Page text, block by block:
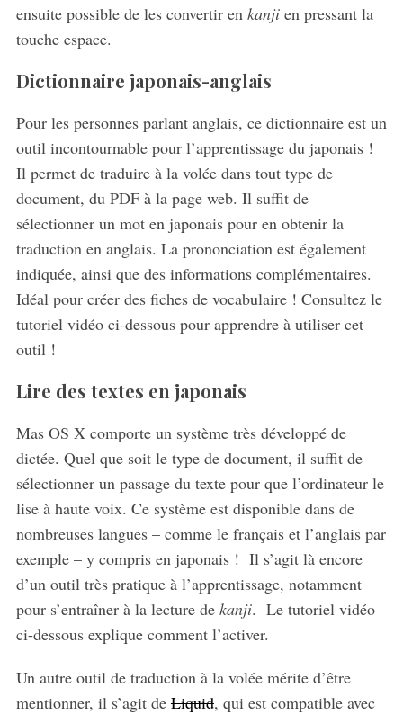
ensuite possible de les convertir en kanjien pressant la
touche espace.
Dictionnaire japonais-anglais
Pour les personnes parlant anglais, ce dictionnaire est un
outil incontournable pour l’apprentissage du japonais !
Il permet de traduire à la volée dans tout type de
document, du PDF à la page web. Il suffit de
sélectionner un mot en japonais pour en obtenir la
traduction en anglais. La prononciation est également
indiquée, ainsi que des informations complémentaires.
Idéal pour créer des fiches de vocabulaire ! Consultez le
tutoriel vidéo ci-dessous pour apprendre à utiliser cet
outil !
Lire des textes en japonais
Mas OS X comporte un système très développé de
dictée. Quel que soit le type de document, il suffit de
sélectionner un passage du texte pour que l’ordinateur le
lise à haute voix. Ce système est disponible dans de
nombreuses langues – comme le français et l’anglais par
exemple – y compris en japonais ! Il s’agit là encore
d’un outil très pratique à l’apprentissage, notamment
pour s’entraîner à la lecture de kanji. Le tutoriel vidéo
ci-dessous explique comment l’activer.
Un autre outil de traduction à la volée mérite d’être
mentionner, il s’agit de Liquid, qui est compatible avec
e
a
r
f
o
r